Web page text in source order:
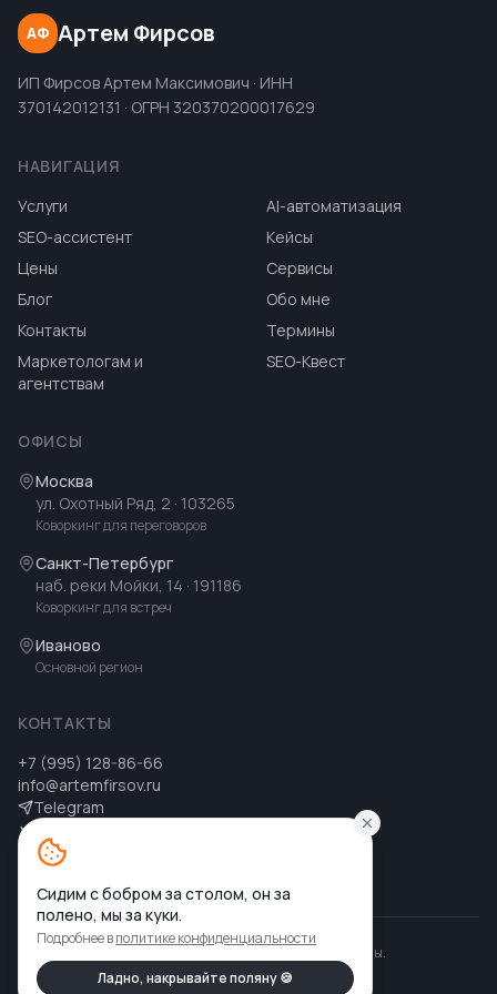
АФ Артем Фирсов
ИП Фирсов Артем Максимович · ИНН
370142012131 · ОГРН 320370200017629
НАВИГАЦИЯ
Услуги
AI-автоматизация
SEO-ассистент
Кейсы
Цены
Сервисы
Блог
Обо мне
Контакты
Термины
Маркетологам и
агентствам
SEO-Квест
ОФИСЫ
Москва
ул. Охотный Ряд, 2 · 103265
Коворкинг для переговоров
Санкт-Петербург
наб. реки Мойки, 14 · 191186
Коворкинг для встреч
Иваново
Основной регион
КОНТАКТЫ
+7 (995) 128-86-66
info@artemfirsov.ru
Telegram
MAX MAX
Артем Фирсов
Все права защищены.
Политика конфиденциальности
Сидим с бобром за столом, он за
полено, мы за куки.
Подробнее вполитике конфиденциальности
Ладно, накрывайте поляну 🍪